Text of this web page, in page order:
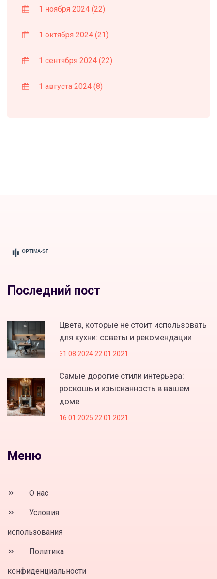
1 ноября 2024 (22)
1 октября 2024 (21)
1 сентября 2024 (22)
1 августа 2024 (8)
Последний пост
Цвета, которые не стоит использовать
для кухни: советы и рекомендации
31 08 2024 22.01.2021
Самые дорогие стили интерьера:
роскошь и изысканность в вашем
доме
16 01 2025 22.01.2021
Меню
О нас
Условия
использования
Политика
конфиденциальности